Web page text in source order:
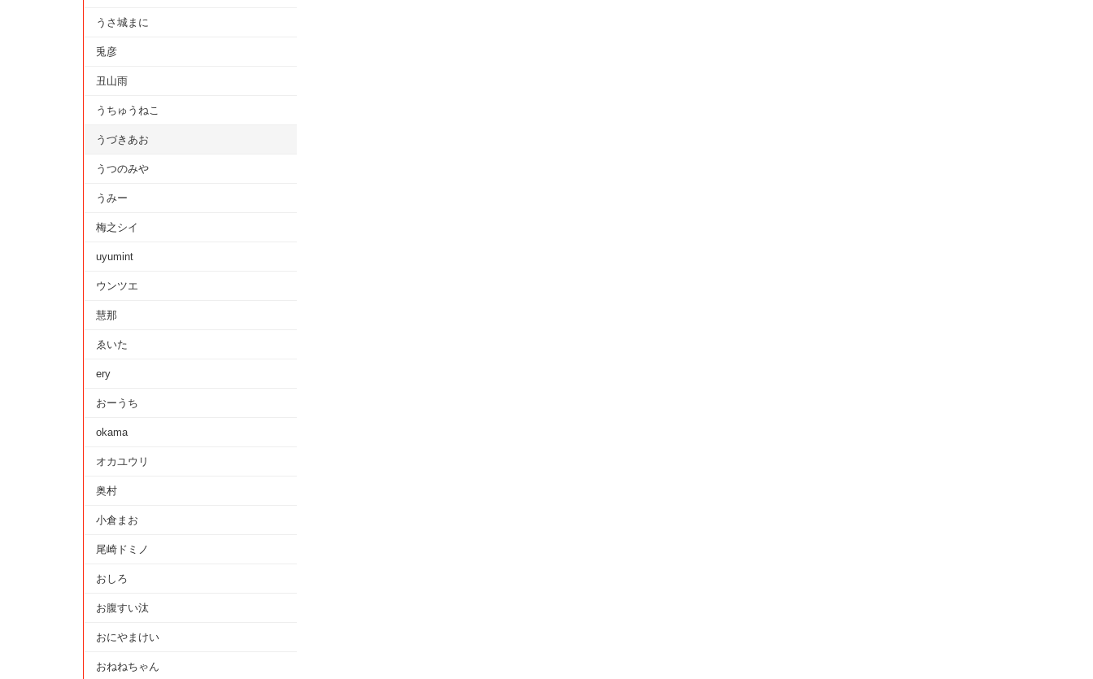
うさ城まに
兎彦
丑山雨
うちゅうねこ
うづきあお
うつのみや
うみー
梅之シイ
uyumint
ウンツエ
慧那
ゑいた
ery
おーうち
okama
オカユウリ
奥村
小倉まお
尾崎ドミノ
おしろ
お腹すい汰
おにやまけい
おねねちゃん